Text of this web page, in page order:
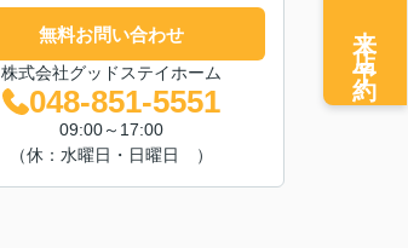
無料お問い合わせ
株式会社グッドステイホーム
048-851-5551
09:00～17:00
（休：水曜日・日曜日 ）
来店予約